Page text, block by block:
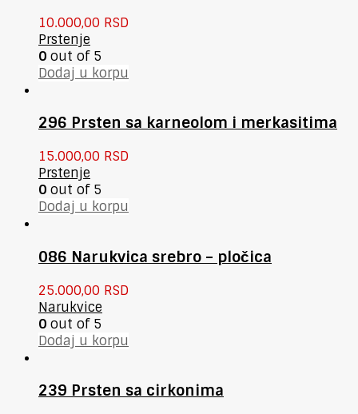
10.000,00 RSD
Prstenje
0 out of 5
Dodaj u korpu
296 Prsten sa karneolom i merkasitima
15.000,00 RSD
Prstenje
0 out of 5
Dodaj u korpu
086 Narukvica srebro – pločica
25.000,00 RSD
Narukvice
0 out of 5
Dodaj u korpu
239 Prsten sa cirkonima